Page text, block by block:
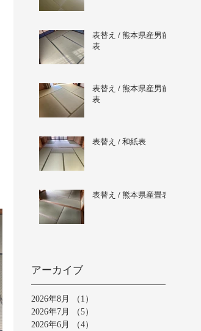
表替え / 熊本県産男前
表
表替え / 熊本県産男前
表
表替え / 和紙表
表替え / 熊本県産畳表
アーカイブ
2026年8月 （1）
2026年7月
（5）
2026年6月
（4）